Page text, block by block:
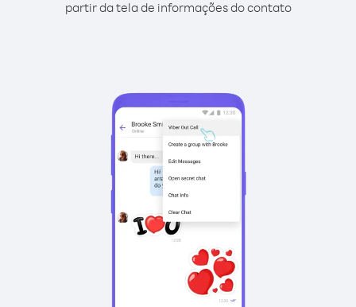
partir da tela de informações do contato